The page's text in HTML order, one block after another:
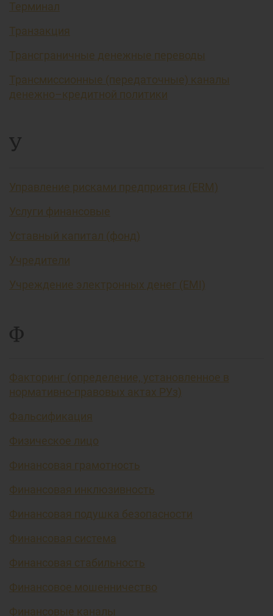
Терминал
Транзакция
Трансграничные денежные переводы
Трансмиссионные (передаточные) каналы
денежно–кредитной политики
У
Управление рисками предприятия (ERM)
Услуги финансовые
Уставный капитал (фонд)
Учредители
Учреждение электронных денег (EMI)
Ф
Факторинг (определение, установленное в
нормативно-правовых актах РУз)
Фальсификация
Физическое лицо
Финансовая грамотность
Финансовая инклюзивность
Финансовая подушка безопасности
Финансовая система
Финансовая стабильность
Финансовое мошенничество
Финансовые каналы